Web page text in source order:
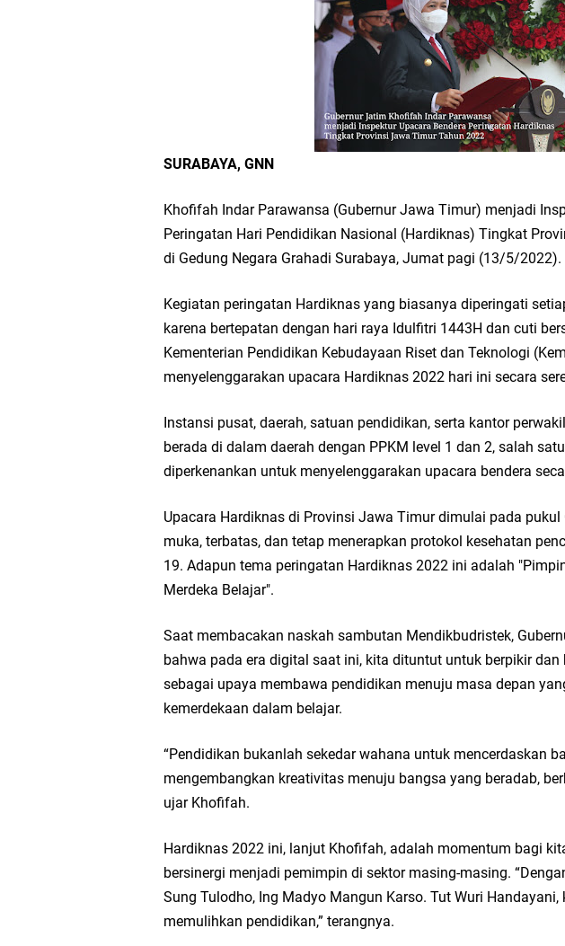
Workshop Petani Organik Pati Raya: Meneguhkan
Tumpeng Nasi Krawu Pecahkan Rekor MURI, KWGe
FOZ Jatim, BAZNAS, dan Kemenag Salurkan 22.456
Jawa Timur
Bupati Gresik Gus Yani Resmikan Kantor Desa
Sosial
Optik Merlin Donasikan Rp10,36 Juta, Perkuat
Ruwatan Malam Satu Suro di Dusun Kedungsekar
Wakil Ketua DPRD Gresik Mujid Riduan Sampaikan
PDUF MUI Jatim Gelar Doa Awal Tahun Hijriah,
Hari Jadi Pertama PHIGMA: Advokat dan LBH
Pemdes Cibanteng Salurkan PMT: Cegah Stunting,
Karang Taruna Gresik Perkuat Ekonomi Lewat
Takmir Masjid KH Robbach Ma’sum Gelar
Gresik
SURABAYA, GNN
Khofifah Indar Parawansa (Gubernur Jawa Timur) menjadi
Peringatan Hari Pendidikan Nasional (Hardiknas) Tingkat
di Gedung Negara Grahadi Surabaya, Jumat pagi (13/5/2022).
Kegiatan peringatan Hardiknas yang biasanya diperingati
karena bertepatan dengan hari raya Idulfitri 1443H dan cuti
Kementerian Pendidikan Kebudayaan Riset dan Teknologi
menyelenggarakan upacara Hardiknas 2022 hari ini secara
Instansi pusat, daerah, satuan pendidikan, serta kantor
berada di dalam daerah dengan PPKM level 1 dan 2, salah
diperkenankan untuk menyelenggarakan upacara bendera
Upacara Hardiknas di Provinsi Jawa Timur dimulai pada pukul
muka, terbatas, dan tetap menerapkan protokol kesehatan
19. Adapun tema peringatan Hardiknas 2022 ini adalah
Merdeka Belajar".
Saat membacakan naskah sambutan Mendikbudristek,
bahwa pada era digital saat ini, kita dituntut untuk berpikir dan
sebagai upaya membawa pendidikan menuju masa depan
kemerdekaan dalam belajar.
“Pendidikan bukanlah sekedar wahana untuk mencerdaskan
mengembangkan kreativitas menuju bangsa yang beradab,
ujar Khofifah.
Hardiknas 2022 ini, lanjut Khofifah, adalah momentum bagi
bersinergi menjadi pemimpin di sektor masing-masing.
Sung Tulodho, Ing Madyo Mangun Karso. Tut Wuri Handayani,
memulihkan pendidikan,” terangnya.